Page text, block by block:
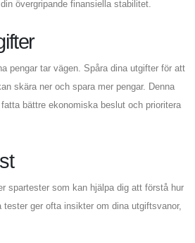
övergripande finansiella stabilitet.
pengar tar vägen. Spåra dina utgifter för att
skära ner och spara mer pengar. Denna
bättre ekonomiska beslut och prioritera
spartester som kan hjälpa dig att förstå hur
tester ger ofta insikter om dina utgiftsvanor,